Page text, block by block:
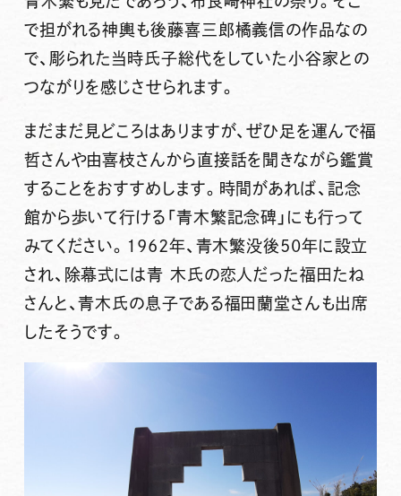
で担がれる神輿も後藤喜三郎橘義信の作品なの
で、彫られた当時氏子総代をしていた小谷家との
つながりを感じさせられます。
まだまだ見どころはありますが、ぜひ足を運んで福
哲さんや由喜枝さんから直接話を聞きながら鑑賞
することをおすすめします。時間があれば、記念
館から歩いて行ける「青木繁記念碑」にも行って
みてください。1962年、青木繁没後50年に設立
され、除幕式には青 木氏の恋人だった福田たね
さんと、青木氏の息子である福田蘭堂さんも出席
したそうです。